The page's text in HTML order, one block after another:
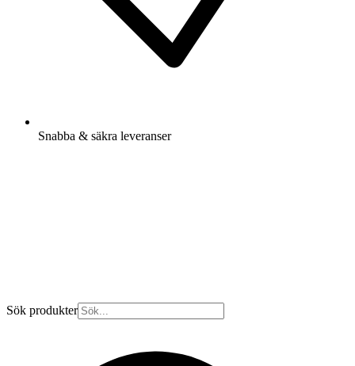
Snabba & säkra leveranser
Sök produkter